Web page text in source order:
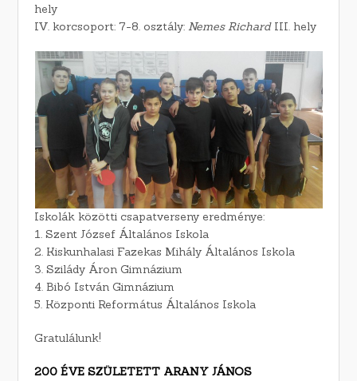
hely
IV. korcsoport: 7-8. osztály:Nemes RichardIII. hely
Iskolák közötti csapatverseny eredménye:
1. Szent József Általános Iskola
2. Kiskunhalasi Fazekas Mihály Általános Iskola
3. Szilády Áron Gimnázium
4. Bibó István Gimnázium
5. Központi Református Általános Iskola
Gratulálunk!
200 ÉVE SZÜLETETT ARANY JÁNOS